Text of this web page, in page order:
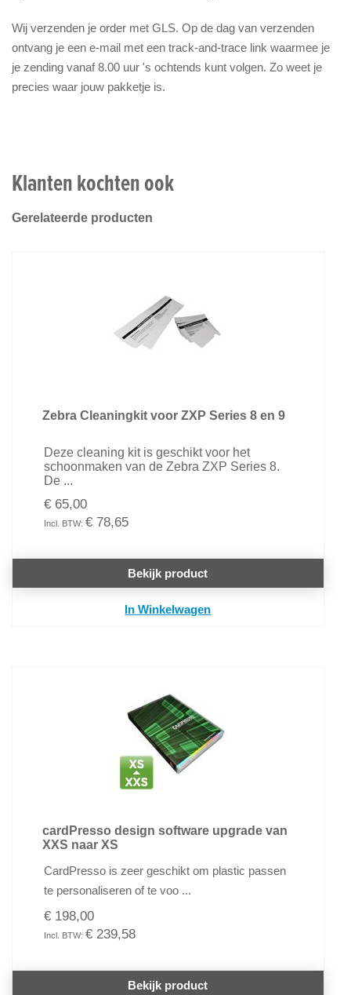
Wij verzenden je order met GLS. Op de dag van verzenden
ontvang je een e-mail met een track-and-trace link waarmee je
je zending vanaf 8.00 uur 's ochtends kunt volgen. Zo weet je
precies waar jouw pakketje is.
Klanten kochten ook
Gerelateerde producten
Zebra Cleaningkit voor ZXP Series 8 en 9
Deze cleaning kit is geschikt voor het
schoonmaken van de Zebra ZXP Series 8.
De ...
€ 65,00
€ 78,65
Bekijk product
In Winkelwagen
cardPresso design software upgrade van
XXS naar XS
CardPresso is zeer geschikt om plastic passen
te personaliseren of te voo ...
€ 198,00
€ 239,58
Bekijk product